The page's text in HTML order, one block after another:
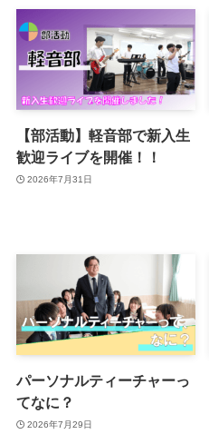
【部活動】軽音部で新入生
歓迎ライブを開催！！
2026年7月31日
パーソナルティーチャーっ
てなに？
2026年7月29日